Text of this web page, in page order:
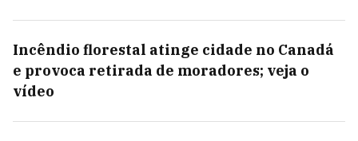
Incêndio florestal atinge cidade no Canadá
e provoca retirada de moradores; veja o
vídeo